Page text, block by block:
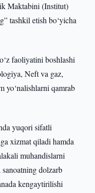
Maktabini (Institut)
tashkil etish bo‘yicha
faoliyatini boshlashi
Neft va gaz,
yo‘nalishlarni qamrab
yuqori sifatli
xizmat qiladi hamda
muhandislarni
dolzarb
kengaytirilishi